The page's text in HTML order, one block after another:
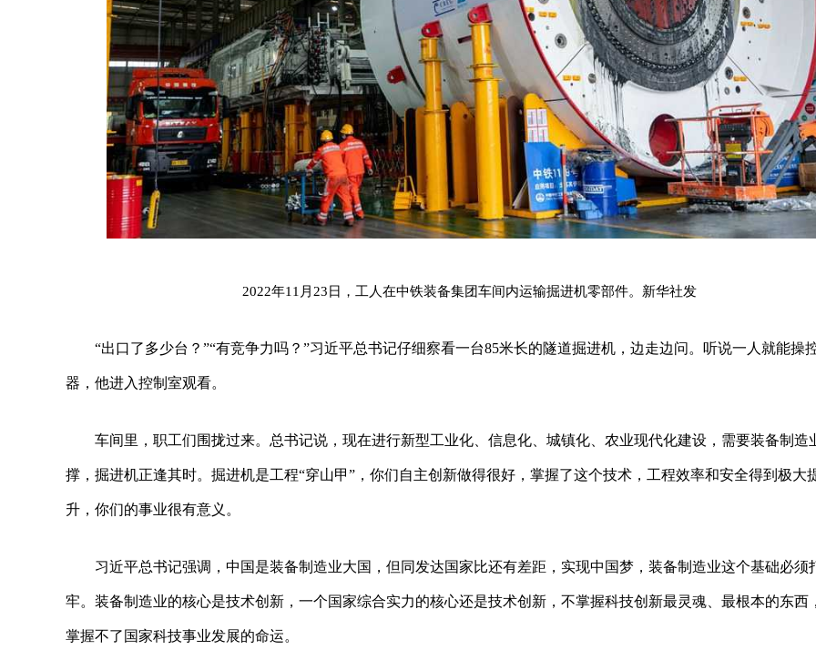
2022年11月23日，工人在中铁装备集团车间内运输掘进机零部件。新华社发
“出口了多少台？”“有竞争力吗？”习近平总书记仔细察看一台85米长的隧道掘进机，边走边问。听说一人就能操
器，他进入控制室观看。
车间里，职工们围拢过来。总书记说，现在进行新型工业化、信息化、城镇化、农业现代化建设，需要装备制造
撑，掘进机正逢其时。掘进机是工程“穿山甲”，你们自主创新做得很好，掌握了这个技术，工程效率和安全得到极大
升，你们的事业很有意义。
习近平总书记强调，中国是装备制造业大国，但同发达国家比还有差距，实现中国梦，装备制造业这个基础必须
牢。装备制造业的核心是技术创新，一个国家综合实力的核心还是技术创新，不掌握科技创新最灵魂、最根本的东西
掌握不了国家科技事业发展的命运。